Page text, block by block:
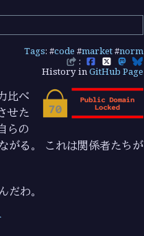
Tags: #code #market#norm
:
History inGitHub Page
比べ
せた
らの
がる。 これは関係者たちが
わ。